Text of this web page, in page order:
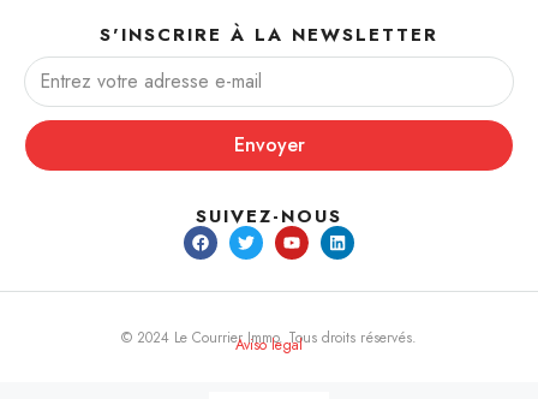
S'INSCRIRE À LA NEWSLETTER
Envoyer
SUIVEZ-NOUS
© 2024 Le Courrier Immo. Tous droits réservés.
Aviso legal